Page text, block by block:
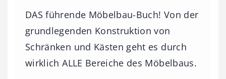
DAS führende Möbelbau-Buch! Von der
grundlegenden Konstruktion von
Schränken und Kästen geht es durch
wirklich ALLE Bereiche des Möbelbaus.